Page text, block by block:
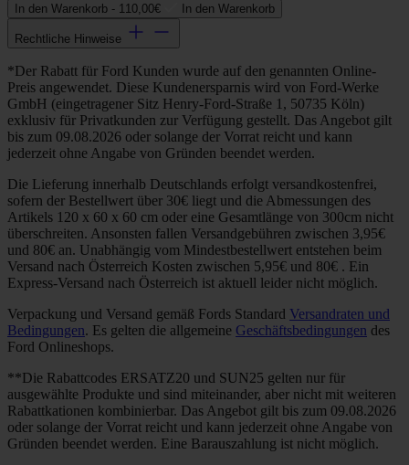
In den Warenkorb - 110,00€ In den Warenkorb
Rechtliche Hinweise
*Der Rabatt für Ford Kunden wurde auf den genannten Online-
Preis angewendet. Diese Kundenersparnis wird von Ford-Werke
GmbH (eingetragener Sitz Henry-Ford-Straße 1, 50735 Köln)
exklusiv für Privatkunden zur Verfügung gestellt. Das Angebot gilt
bis zum 09.08.2026 oder solange der Vorrat reicht und kann
jederzeit ohne Angabe von Gründen beendet werden.
Die Lieferung innerhalb Deutschlands erfolgt versandkostenfrei,
sofern der Bestellwert über 30€ liegt und die Abmessungen des
Artikels 120 x 60 x 60 cm oder eine Gesamtlänge von 300cm nicht
überschreiten. Ansonsten fallen Versandgebühren zwischen 3,95€
und 80€ an. Unabhängig vom Mindestbestellwert entstehen beim
Versand nach Österreich Kosten zwischen 5,95€ und 80€ . Ein
Express-Versand nach Österreich ist aktuell leider nicht möglich.
Verpackung und Versand gemäß Fords Standard Versandraten und
Bedingungen. Es gelten die allgemeine Geschäftsbedingungen des
Ford Onlineshops.
**Die Rabattcodes ERSATZ20 und SUN25 gelten nur für
ausgewählte Produkte und sind miteinander, aber nicht mit weiteren
Rabattkationen kombinierbar. Das Angebot gilt bis zum 09.08.2026
oder solange der Vorrat reicht und kann jederzeit ohne Angabe von
Gründen beendet werden. Eine Barauszahlung ist nicht möglich.